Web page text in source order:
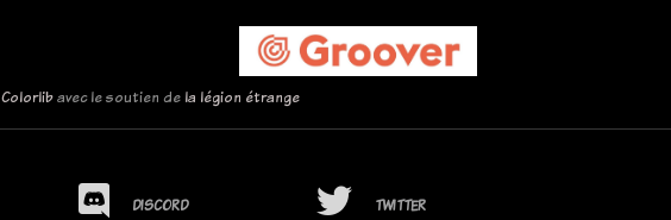
Colorlibavec le soutien de la légion étrange
DISCORD TWITTER